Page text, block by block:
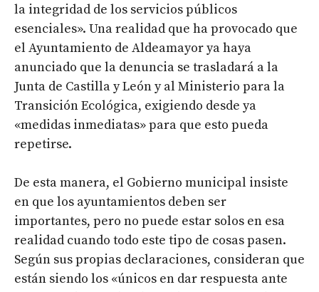
la integridad de los servicios públicos
esenciales». Una realidad que ha provocado que
el Ayuntamiento de Aldeamayor ya haya
anunciado que la denuncia se trasladará a la
Junta de Castilla y León y al Ministerio para la
Transición Ecológica, exigiendo desde ya
«medidas inmediatas» para que esto pueda
repetirse.
De esta manera, el Gobierno municipal insiste
en que los ayuntamientos deben ser
importantes, pero no puede estar solos en esa
realidad cuando todo este tipo de cosas pasen.
Según sus propias declaraciones, consideran que
están siendo los «únicos en dar respuesta ante